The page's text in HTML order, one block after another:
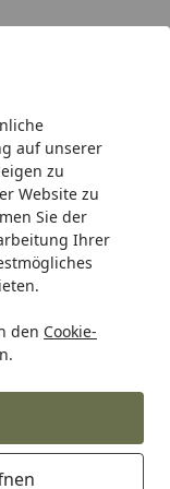
auf unserer
zu
Website zu
Sie der
Ihrer
den Cookie-
Hotline
& Pool-
468,99€)
YETI